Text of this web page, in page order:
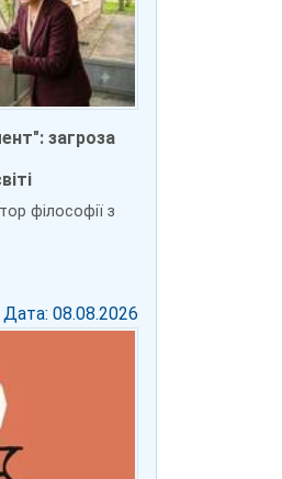
загроза
філософії з
Дата: 08.08.2026